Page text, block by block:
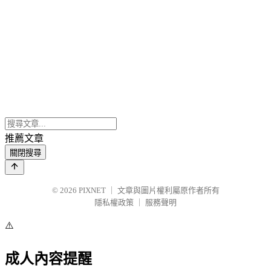
推薦文章
關閉搜尋
© 2026 PIXNET
文章與圖片權利屬原作者所有
隱私權政策
服務聲明
⚠️
成人內容提醒